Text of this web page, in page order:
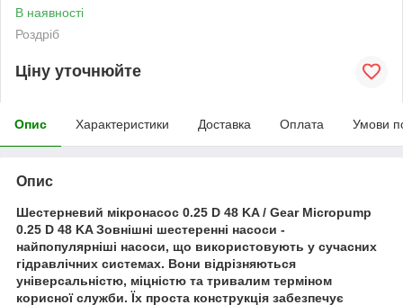
В наявності
Роздріб
Ціну уточнюйте
Опис Характеристики Доставка Оплата Умови
Опис
Шестерневий мікронасос 0.25 D 48 KA / Gear Micropump
0.25 D 48 KA Зовнішні шестеренні насоси -
найпопулярніші насоси, що використовують у сучасних
гідравлічних системах. Вони відрізняються
універсальністю, міцністю та тривалим терміном
корисної служби. Їх проста конструкція забезпечує